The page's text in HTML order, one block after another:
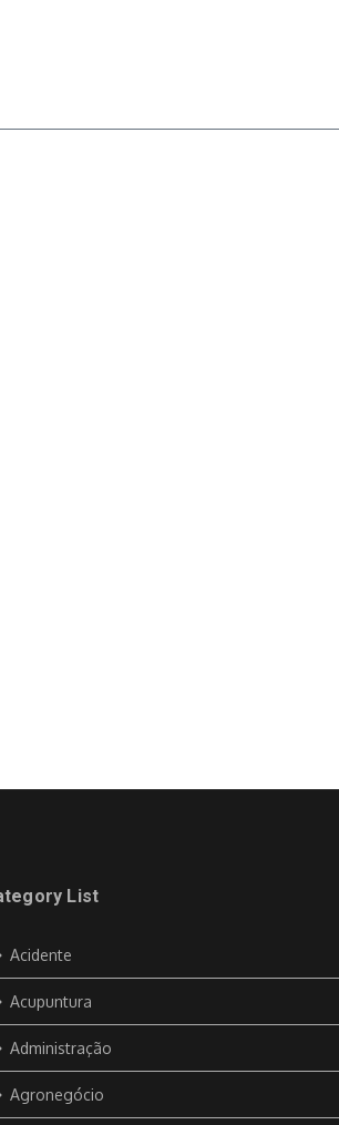
List
Acidente
Acupuntura
Administração
Agronegócio